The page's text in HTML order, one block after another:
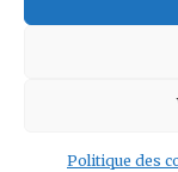
Politique des